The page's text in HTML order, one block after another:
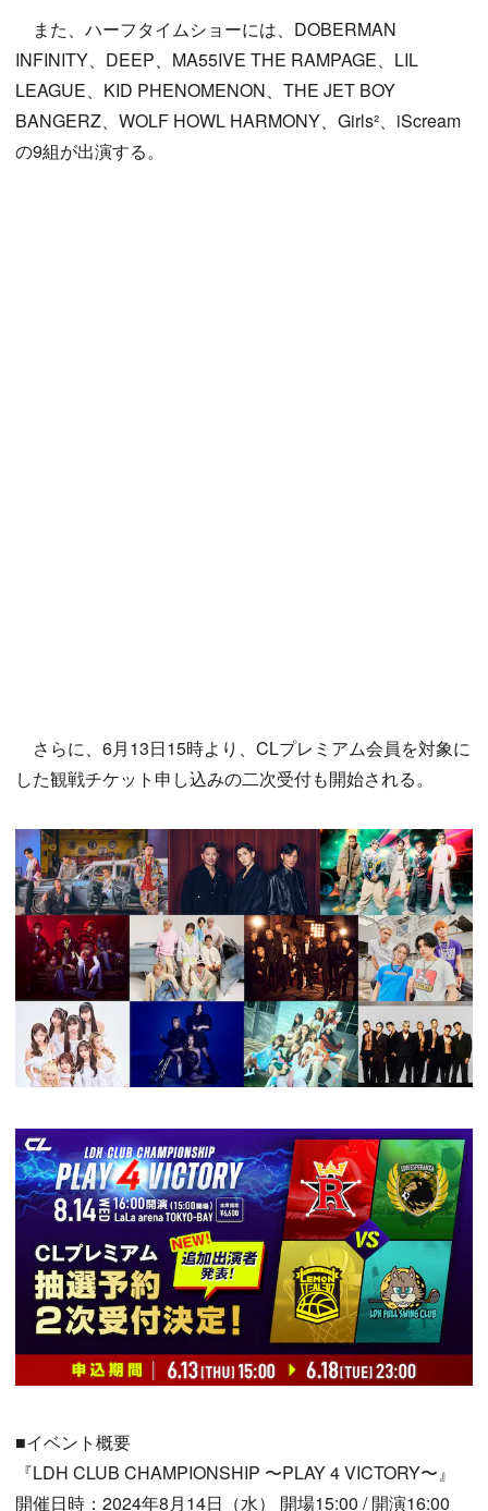
また、ハーフタイムショーには、DOBERMAN
INFINITY、DEEP、MA55IVE THE RAMPAGE、LIL
LEAGUE、KID PHENOMENON、THE JET BOY
BANGERZ、WOLF HOWL HARMONY、Girls²、iScream
の9組が出演する。
さらに、6月13日15時より、CLプレミアム会員を対象に
した観戦チケット申し込みの二次受付も開始される。
■イベント概要
『LDH CLUB CHAMPIONSHIP 〜PLAY 4 VICTORY〜』
開催日時：2024年8月14日（水） 開場15:00 / 開演16:00